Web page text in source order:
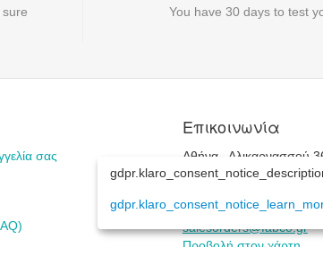
You have 30 days to test
σας
Επικοινωνία
Αθήνα , Αλικαρνασσού
+30(210)515-2187
Δευ.-Παρ. 8:30 - 16:30
salesorders@fabco.gr
Προβολή στον χάρτη